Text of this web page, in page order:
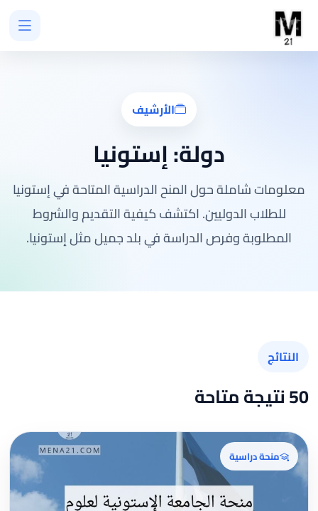
الأرشيف
دولة:إستونيا
معلومات شاملة حول المنح الدراسية المتاحة في إستونيا
للطلاب الدوليين. اكتشف كيفية التقديم والشروط
المطلوبة وفرص الدراسة في بلد جميل مثل إستونيا.
النتائج
50 نتيجة متاحة
منحة دراسية